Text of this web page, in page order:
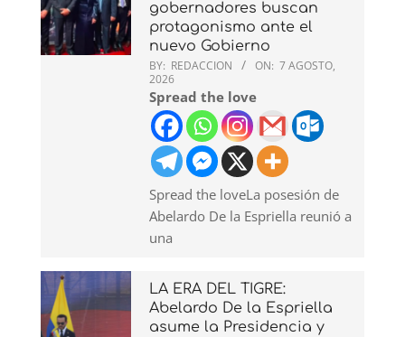
gobernadores buscan
protagonismo ante el
nuevo Gobierno
BY: REDACCION ON: 7 AGOSTO,
2026
Spread the love
Spread the loveLa posesión de
Abelardo De la Espriella reunió a
una
LA ERA DEL TIGRE:
Abelardo De la Espriella
asume la Presidencia y